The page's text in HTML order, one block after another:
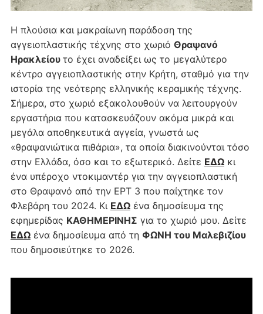
Η πλούσια και μακραίωνη παράδοση της
αγγειοπλαστικής τέχνης στο χωριό Θραψανό
Ηρακλείου το έχει αναδείξει ως το μεγαλύτερο
κέντρο αγγειοπλαστικής στην Κρήτη, σταθμό για την
ιστορία της νεότερης ελληνικής κεραμικής τέχνης.
Σήμερα, στο χωριό εξακολουθούν να λειτουργούν
εργαστήρια που κατασκευάζουν ακόμα μικρά και
μεγάλα αποθηκευτικά αγγεία, γνωστά ως
«θραψανιώτικα πιθάρια», τα οποία διακινούνται τόσο
στην Ελλάδα, όσο και το εξωτερικό. Δείτε ΕΔΩκι
ένα υπέροχο ντοκιμαντέρ για την αγγειοπλαστική
στο Θραψανό από την ΕΡΤ 3 που παίχτηκε τον
Φλεβάρη του 2024. Κι ΕΔΩένα δημοσίευμα της
εφημερίδας ΚΑΘΗΜΕΡΙΝΗΣ για το χωριό μου. Δείτε
ΕΔΩένα δημοσίευμα από τη ΦΩΝΗ του Μαλεβιζίου
που δημοσιεύτηκε το 2026.